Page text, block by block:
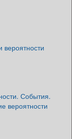
События.
вероятности